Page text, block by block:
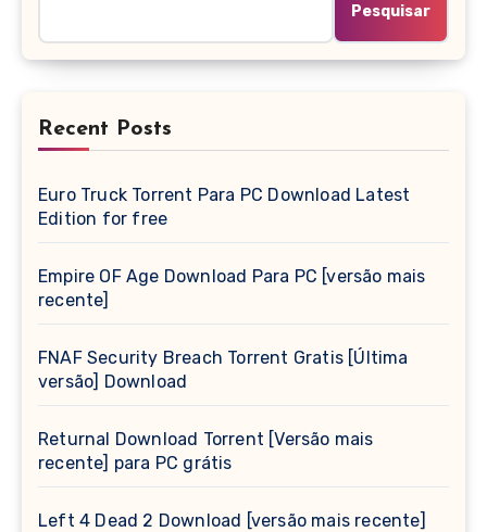
Pesquisar
Recent Posts
Euro Truck Torrent Para PC Download Latest
Edition for free
Empire OF Age Download Para PC [versão mais
recente]
FNAF Security Breach Torrent Gratis [Última
versão] Download
Returnal Download Torrent [Versão mais
recente] para PC grátis
Left 4 Dead 2 Download [versão mais recente]